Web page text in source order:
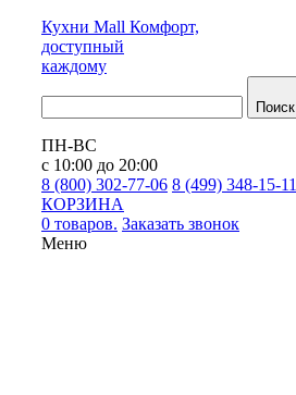
Кухни Mall Комфорт,
доступный
каждому
Поиск
ПН-ВС
с 10:00 до 20:00
8 (800) 302-77-06 8 (499) 348-15-11
КОРЗИНА
0 товаров. Заказать звонок
Меню